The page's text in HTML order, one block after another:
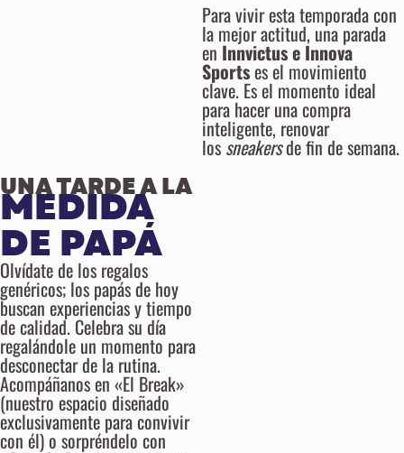
Para vivir esta temporada con
la mejor actitud, una parada
en Innvictus e Innova
Sportses el movimiento
clave. Es el momento ideal
para hacer una compra
inteligente, renovar
los sneakersde fin de semana.
UNA TARDE A LA
MEDIDA
DE PAPÁ
Olvídate de los regalos
genéricos; los papás de hoy
buscan experiencias y tiempo
de calidad. Celebra su día
regalándole un momento para
desconectar de la rutina.
Acompáñanos en «El Break»
(nuestro espacio diseñado
exclusivamente para convivir
con él) o sorpréndelo con